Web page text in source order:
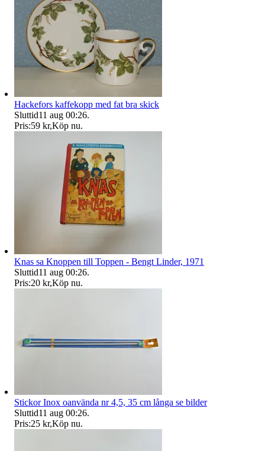
Hackefors kaffekopp med fat bra skick
Sluttid11 aug 00:26.
Pris:59 kr,Köp nu.
Knas sa Knoppen till Toppen - Bengt Linder, 1971
Sluttid11 aug 00:26.
Pris:20 kr,Köp nu.
Stickor Inox oanvända nr 4,5, 35 cm långa se bilder
Sluttid11 aug 00:26.
Pris:25 kr,Köp nu.